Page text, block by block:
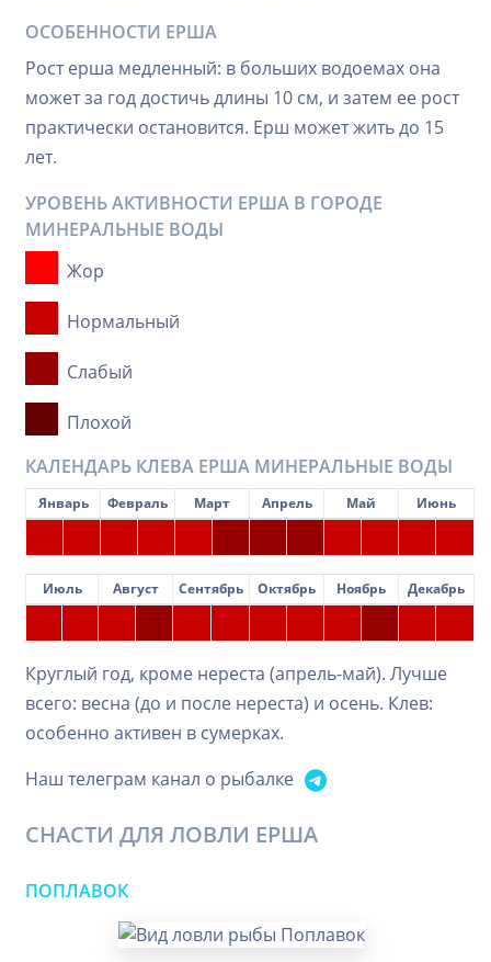
ОСОБЕННОСТИ ЕРША
Рост ерша медленный: в больших водоемах она
может за год достичь длины 10 см, и затем ее рост
практически остановится. Ерш может жить до 15
лет.
УРОВЕНЬ АКТИВНОСТИ ЕРША В ГОРОДЕ
МИНЕРАЛЬНЫЕ ВОДЫ
Жор
Нормальный
Слабый
Плохой
КАЛЕНДАРЬ КЛЕВА ЕРША МИНЕРАЛЬНЫЕ ВОДЫ
Январь Февраль Март Апрель Май Июнь
Июль Август Сентябрь Октябрь Ноябрь Декабрь
Круглый год, кроме нереста (апрель-май). Лучше
всего: весна (до и после нереста) и осень. Клев:
особенно активен в сумерках.
Наш телеграм канал о рыбалке
СНАСТИ ДЛЯ ЛОВЛИ ЕРША
ПОПЛАВОК